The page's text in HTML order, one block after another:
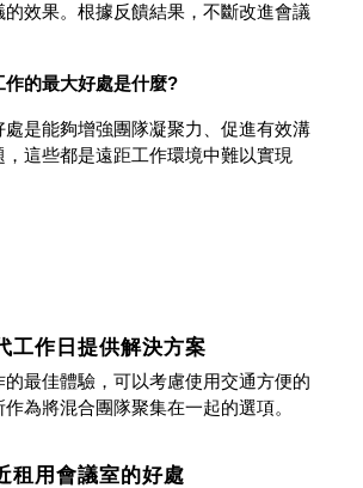
效果。根據反饋結果，不斷改進會議
作的最大好處是什麼?
處是能夠增強團隊凝聚力、促進有效溝
這些都是遠距工作環境中難以實現
工作日提供解決方案
最佳體驗，可以考慮使用交通方便的
為將混合團隊聚集在一起的選項。
租用會議室的好處